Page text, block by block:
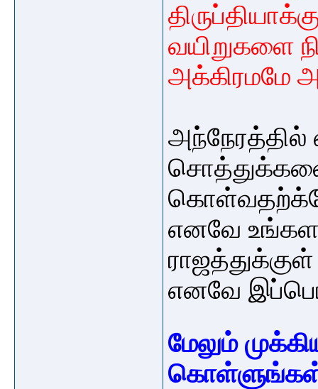
வயிறுகளை
அக்கிரமமே
சொத்துக்களை
எனவே
எனவே
மேலும்